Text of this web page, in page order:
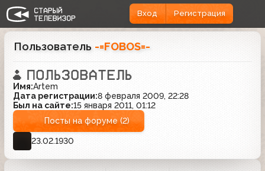
Вход Регистрация
Пользователь -=FOBOS=-
Имя:Artem
Дата регистрации:8 февраля 2009, 22:28
Был на сайте:15 января 2011, 01:12
Посты на форуме (2)
23.02.1930